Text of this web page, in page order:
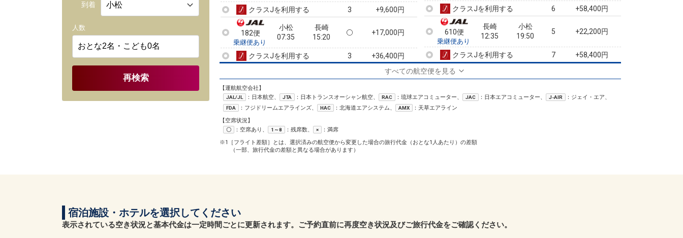
到着
人数
再検索
クラスJを利用する 3 +9,600円
182便
乗継便あり
小松
07:35
長崎
15:20
+17,000円
クラスJを利用する 3 +36,400円
184便
乗継便あり
2 +17,000円
クラスJを利用する +9,600円
184便
乗継便あり
08:50
15:20
クラスJを利用する 3 +36,400円
乗継便あり
11:15
19:40
クラスJを利用する 6 +58,400円
610便
乗継便あり
長崎
12:35
小松
19:50
5 +22,200円
クラスJを利用する 7 +58,400円
612便 3 +17,000円
クラスJを利用する ― 円
クラスJを利用する
乗継便あり
16:05
すべての航空便を見る
【運航航空会社】
JAL/JL ：日本航空、 JTA ：日本トランスオーシャン航空、 RAC ：琉球エアコミューター、 JAC ：日本エアコミューター、 J-AIR ：ジェイ・エア、
FDA ：フジドリームエアラインズ、 HAC ：北海道エアシステム、 AMX
：天草エアライン
【空席状況】
〇 ：空席あり、 1～8 ：残席数、 ×
：満席
※1［フライト差額］とは、選択済みの航空便から変更した場合の旅行代金（おとな1人あたり）の差額
（一部、旅行代金の差額と異なる場合があります）
宿泊施設・ホテルを選択してください
表示されている空き状況と基本代金は一定時間ごとに更新されます。ご予約直前に再度空き状況及びご旅行代金をご確認ください。